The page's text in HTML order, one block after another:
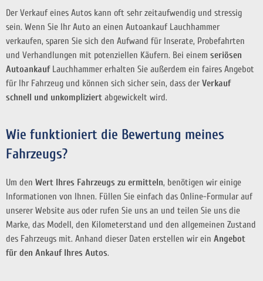
Der Verkauf eines Autos kann oft sehr zeitaufwendig und stressig
sein. Wenn Sie Ihr Auto an einen Autoankauf Lauchhammer
verkaufen, sparen Sie sich den Aufwand für Inserate, Probefahrten
und Verhandlungen mit potenziellen Käufern. Bei einem seriösen
AutoankaufLauchhammer erhalten Sie außerdem ein faires Angebot
für Ihr Fahrzeug und können sich sicher sein, dass derVerkauf
schnell und unkompliziert abgewickelt wird.
Wie funktioniert die Bewertung meines
Fahrzeugs?
Um den Wert Ihres Fahrzeugs zu ermitteln, benötigen wir einige
Informationen von Ihnen. Füllen Sie einfach das Online-Formular auf
unserer Website aus oder rufen Sie uns an und teilen Sie uns die
Marke, das Modell, den Kilometerstand und den allgemeinen Zustand
des Fahrzeugs mit. Anhand dieser Daten erstellen wir ein Angebot
für den Ankauf Ihres Autos.